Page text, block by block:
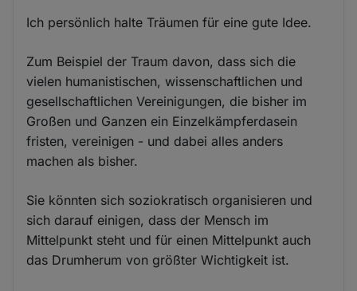
Ich persönlich halte Träumen für eine gute Idee.
Zum Beispiel der Traum davon, dass sich die
vielen humanistischen, wissenschaftlichen und
gesellschaftlichen Vereinigungen, die bisher im
Großen und Ganzen ein Einzelkämpferdasein
fristen, vereinigen - und dabei alles anders
machen als bisher.
Sie könnten sich soziokratisch organisieren und
sich darauf einigen, dass der Mensch im
Mittelpunkt steht und für einen Mittelpunkt auch
das Drumherum von größter Wichtigkeit ist.